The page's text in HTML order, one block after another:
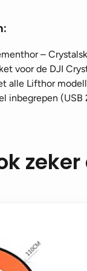
–
voor de DJI
alle Lifthor
inbegrepen (USB